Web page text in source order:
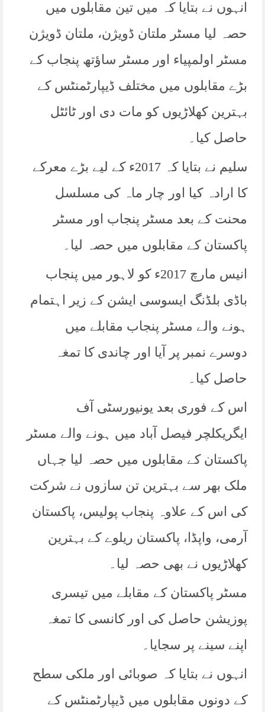
انہوں نے بتایا کہ میں تین مقابلوں میں
حصہ لیا مسٹر ملتان ڈویژن، ملتان ڈویژن
مسٹر اولمپیاء اور مسٹر ساؤتھ پنجاب کے
بڑے مقابلوں میں مختلف ڈیپارٹمنٹس کے
بہترین کھلاڑیوں کو مات دی اور ٹائٹل
حاصل کیا۔
سلیم نے بتایا کہ 2017ء کے لیے بڑے معرکے
کا ارادہ کیا اور چار ماہ کی مسلسل
محنت کے بعد مسٹر پنجاب اور مسٹر
پاکستان کے مقابلوں میں حصہ لیا۔
انیس مارچ 2017ء کو لاہور میں پنجاب
باڈی بلڈنگ ایسوسی ایشن کے زیر اہتمام
ہونے والے مسٹر پنجاب مقابلے میں
دوسرے نمبر پر آیا اور چاندی کا تمغہ
حاصل کیا۔
اس کے فوری بعد یونیورسٹی آف
ایگریکلچر فیصل آباد میں ہونے والے مسٹر
پاکستان کے مقابلوں میں حصہ لیا جہاں
ملک بھر سے بہترین تن سازوں نے شرکت
کی اس کے علاوہ پنجاب پولیس، پاکستان
آرمی، واپڈا، پاکستان ریلوے کے بہترین
کھلاڑیوں نے بھی حصہ لیا۔
مسٹر پاکستان کے مقابلے میں تیسری
پوزیشن حاصل کی اور کانسی کا تمغہ
اپنے سینے پر سجایا۔
انہوں نے بتایا کہ صوبائی اور ملکی سطح
کے دونوں مقابلوں میں ڈیپارٹمنٹس کے